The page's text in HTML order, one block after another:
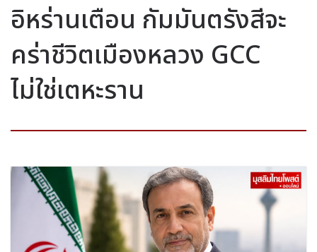
อิหร่านเตือน กัมมันตรังสีจะ
คร่าชีวิตเมืองหลวง GCC
ไม่ใช่เตหะราน